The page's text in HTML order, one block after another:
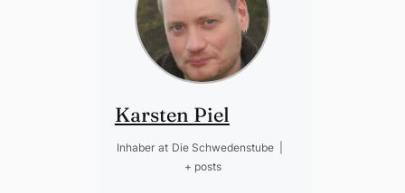
Karsten Piel
Inhaber at Die Schwedenstube
+ posts